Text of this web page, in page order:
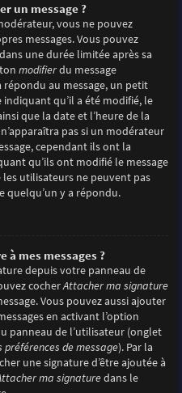
un message ?
vous ne pouvez
messages. Vous pouvez
une durée limitée après sa
modifierdu message
répondu au message, un petit
indiquant qu’il a été modifié, le
que la date et l’heure de la
pas si un modérateur
cependant ils ont la
qu’ils ont modifié le message
utilisateurs ne peuvent pas
quelqu’un y a répondu.
mes messages ?
depuis votre panneau de
cocherAttacher ma signature
Vous pouvez aussi ajouter
en activant l’option
panneau de l’utilisateur (onglet
préférences de message). Par la
une signature d’être ajoutée à
ma signaturedans le